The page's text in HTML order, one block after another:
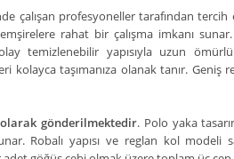
çalışan profesyoneller tarafından
rahat bir çalışma imkanı sunar.
temizlenebilir yapısıyla uzun
kolayca taşımanıza olanak tanır. Geniş
gönderilmektedir. Polo yaka
Robalı yapısı ve reglan kol modeli